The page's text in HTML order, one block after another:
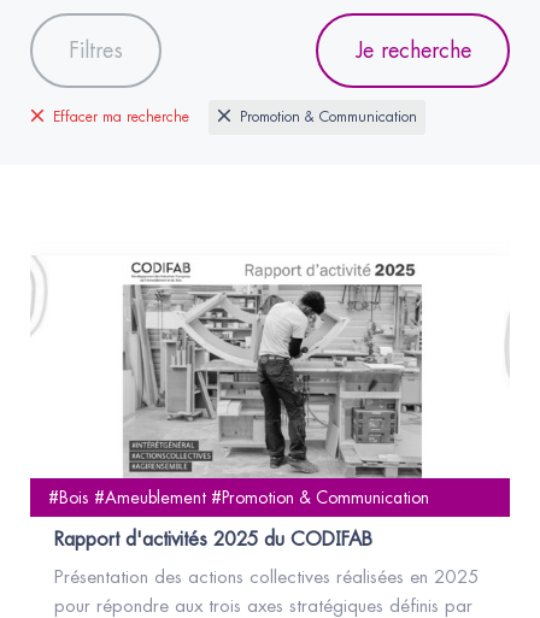
Je recherche
Filtres
Effacer ma recherche Promotion & Communication
#Bois #Ameublement #Promotion & Communication
Rapport d'activités 2025 du CODIFAB
Présentation des actions collectives réalisées en 2025
pour répondre aux trois axes stratégiques définis par